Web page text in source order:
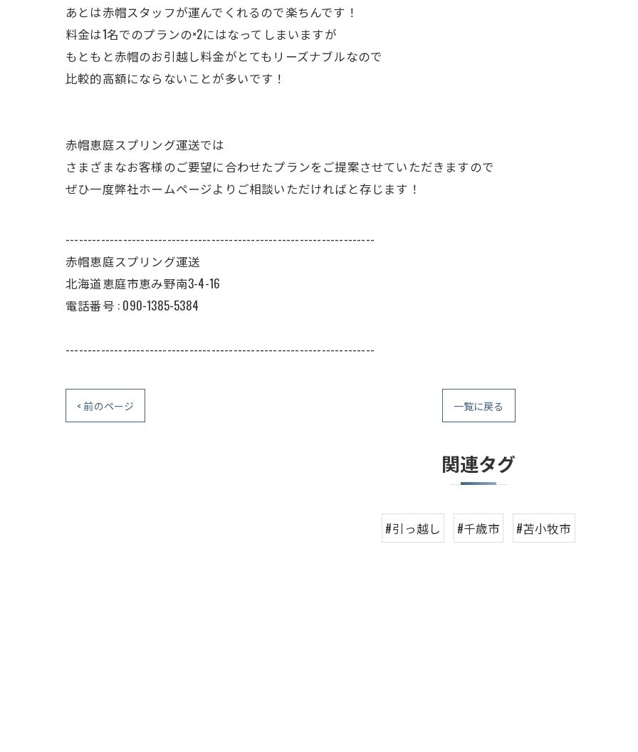
あとは赤帽スタッフが運んでくれるので楽ちんです！
料金は1名でのプランの×2にはなってしまいますが
もともと赤帽のお引越し料金がとてもリーズナブルなので
比較的高額にならないことが多いです！
赤帽恵庭スプリング運送では
さまざまなお客様のご要望に合わせたプランをご提案させていただきますので
ぜひ一度弊社ホームページよりご相談いただければと存じます！
----------------------------------------------------------------------
赤帽恵庭スプリング運送
北海道恵庭市恵み野南3-4-16
電話番号 : 090-1385-5384
----------------------------------------------------------------------
< 前のページ 一覧に戻る
関連タグ
#引っ越し #千歳市 #苫小牧市